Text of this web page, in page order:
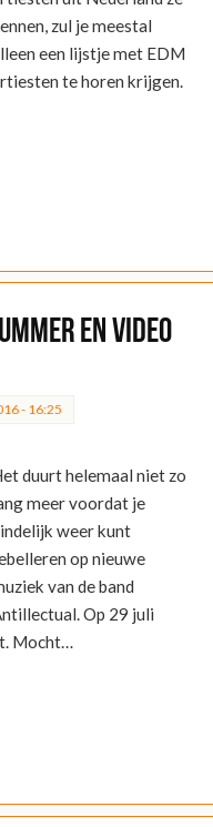
zul je meestal
een lijstje met EDM
te horen krijgen.
en video
- 16:25
duurt helemaal niet zo
meer voordat je
weer kunt
op nieuwe
van de band
Op 29 juli
Mocht…